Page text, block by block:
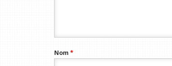
Nom*